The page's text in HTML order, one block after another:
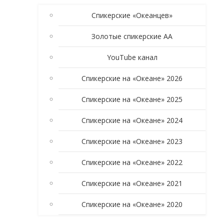
Спикерские «Океанцев»
Золотые спикерские АА
YouTube канал
Спикерские на «Океане» 2026
Спикерские на «Океане» 2025
Спикерские на «Океане» 2024
Спикерские на «Океане» 2023
Спикерские на «Океане» 2022
Спикерские на «Океане» 2021
Спикерские на «Океане» 2020